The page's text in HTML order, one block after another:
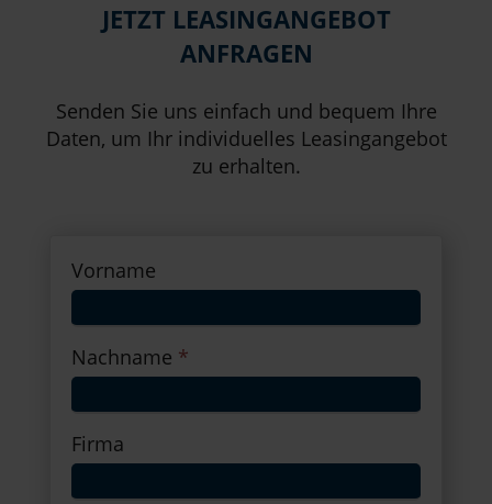
JETZT LEASINGANGEBOT
ANFRAGEN
Senden Sie uns einfach und bequem Ihre
Daten, um Ihr individuelles Leasingangebot
zu erhalten.
Vorname
Nachname *
Firma